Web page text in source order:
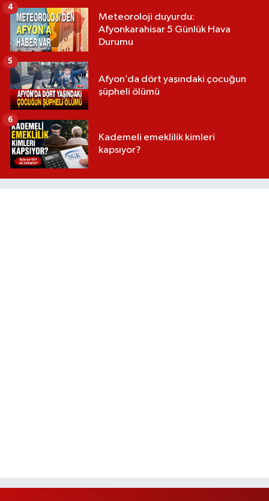
Meteoroloji duyurdu:
Afyonkarahisar 5 Günlük Hava
Durumu
4
Afyon’da dört yaşındaki çocuğun
şüpheli ölümü
5
Kademeli emeklilik kimleri
kapsıyor?
6